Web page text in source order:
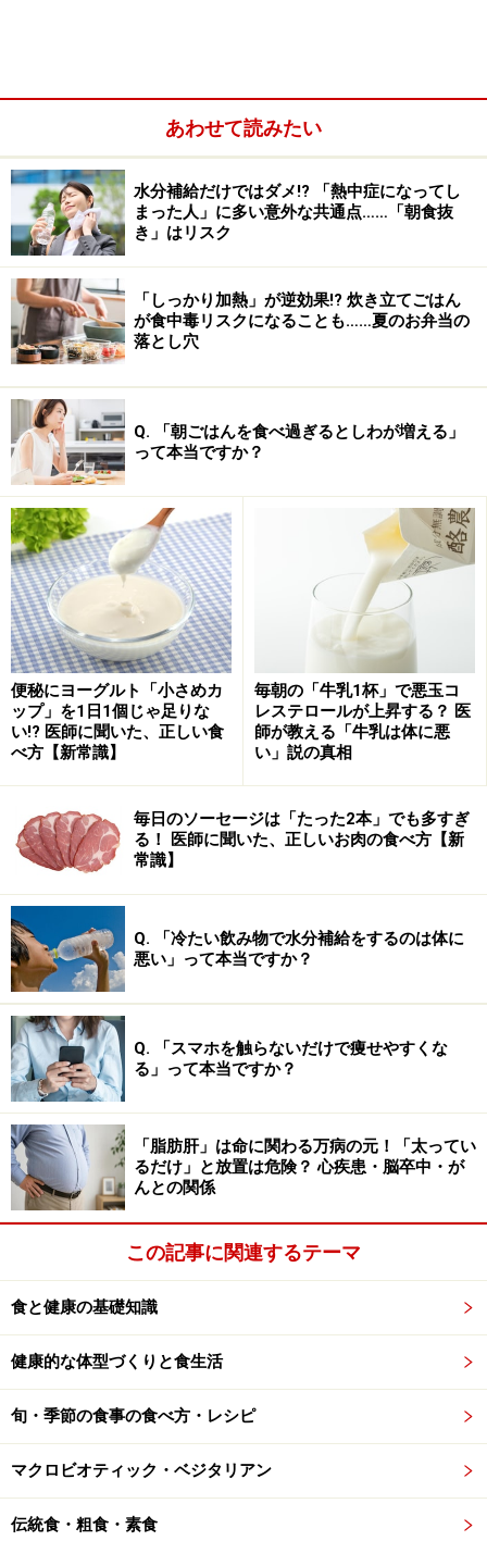
もしそうでしたら、まったく心配はいりません。過剰に
心配する方が体に毒です。
そもそも加工肉が体に悪いという説ですが、これは加工
肉を作る時に使われる「亜硝酸ナトリウム」や「硝酸カ
リウム」などの食品添加物によるものだと思います。こ
れらの食品添加物には、確かに発がん性があります。そ
のため、これらを使って作った加工肉も危険だ、という
説が一般的に広まったのでしょう。
しかし、「食品添加物の発がん性」については、正確な
知識を持って、正しく理解することが大切です。「具体
的にどのような添加物が、どれくらいの量使われている
のか」を正確に理解した上で心配している人は、実はあ
まりいないのではないでしょうか？
あまり知られていないかもしれませんが、日本には、食
品添加物に関する非常に厳しい基準があります。実験用
の動物に対して「全く害のなかった量」から、さらに
「100倍以上の安全率」を見込み、人間が一生食べ続け
ても安全だと確信できる量を算出した上で、その量を超
えない範囲での使用を認めています。そのため、日本国
内で市販されている食品は、このルールに則ったものだ
けです。特定の食品を常識的には考えにくい量で毎食食
べるのは、栄養面からも問題がありますが、常識的な範
囲で食べる分には危険はありません。手軽でおいしい食
品なのですから、普通に安心して食べて大丈夫です。
さらに詳しく知りたい方は、『
ムは発がん性がある」は本当か』をご覧ください。
※記事内容は執筆時点のものです。最新の内容をご確認くださ
い。
※当サイトにおける医師・医療従事者等による情報の提供は、診
断・治療行為ではありません。診断・治療を必要とする方は、適
切な医療機関での受診をおすすめいたします。記事内容は執筆者
個人の見解によるものであり、全ての方への有効性を保証するも
のではありません。当サイトで提供する情報に基づいて被ったい
かなる損害についても、当社、各ガイド、その他当社と契約した
情報提供者は一切の責任を負いかねます。
免責事項
あわせて読みたい
水分補給だけではダメ!? 「熱中症になってし
まった人」に多い意外な共通点……「朝食抜
き」はリスク
「しっかり加熱」が逆効果!? 炊き立てごはん
が食中毒リスクになることも……夏のお弁当の
落とし穴
Q. 「朝ごはんを食べ過ぎるとしわが増える」
って本当ですか？
便秘にヨーグルト「小さめカ
ップ」を1日1個じゃ足りな
い!? 医師に聞いた、正しい食
べ方【新常識】
毎朝の「牛乳1杯」で悪玉コ
レステロールが上昇する？ 医
師が教える「牛乳は体に悪
い」説の真相
毎日のソーセージは「たった2本」でも多すぎ
る！ 医師に聞いた、正しいお肉の食べ方【新
常識】
Q. 「冷たい飲み物で水分補給をするのは体に
悪い」って本当ですか？
Q. 「スマホを触らないだけで痩せやすくな
る」って本当ですか？
「脂肪肝」は命に関わる万病の元！「太ってい
るだけ」と放置は危険？ 心疾患・脳卒中・が
んとの関係
この記事に関連するテーマ
食と健康の基礎知識
健康的な体型づくりと食生活
旬・季節の食事の食べ方・レシピ
マクロビオティック・ベジタリアン
伝統食・粗食・素食